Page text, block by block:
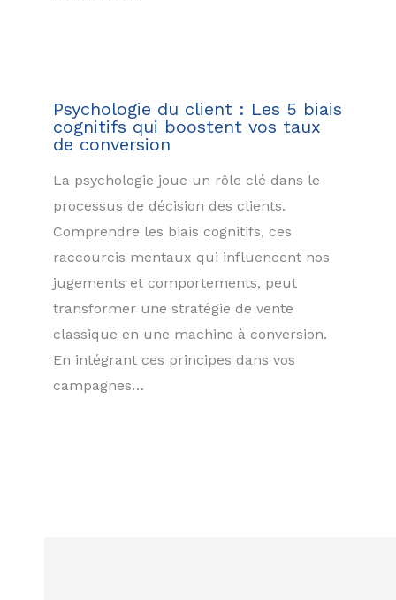
Psychologie du client : Les 5 biais
cognitifs qui boostent vos taux
de conversion
La psychologie joue un rôle clé dans le
processus de décision des clients.
Comprendre les biais cognitifs, ces
raccourcis mentaux qui influencent nos
jugements et comportements, peut
transformer une stratégie de vente
classique en une machine à conversion.
En intégrant ces principes dans vos
campagnes…